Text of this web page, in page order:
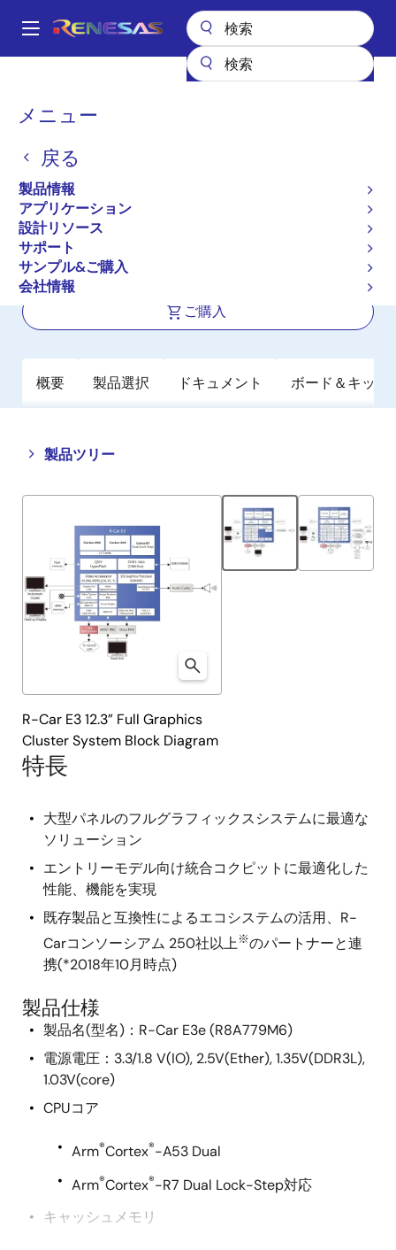
ン
Main
メニュー
戻る
製品情報
アプリケーション
設計リソース
サポート
サンプル&ご購入
会社情報
パ
く
ず
R-Car 車載向けシステムオンチップ（SoC）
R-Car-E3e
アクティブ
R-Car E3/E3e 3Dクラスタ向け自動車
用SoC
ご購入
概要 製品選択 ドキュメント ボード＆キット
製品ツリー
Close
tree
Open
tree
特長
大型パネルのフルグラフィックスシステムに最適な
ソリューション
エントリーモデル向け統合コクピットに最適化した
性能、機能を実現
既存製品と互換性によるエコシステムの活用、R-
Carコンソーシアム 250社以上※のパートナーと連
携(*2018年10月時点)
製品仕様
製品名(型名)：R-Car E3e (R8A779M6)
電源電圧：3.3/1.8 V(IO), 2.5V(Ether), 1.35V(DDR3L),
1.03V(core)
CPUコア
Arm®Cortex®-A53 Dual
Arm®Cortex®-R7 Dual Lock-Step対応
キャッシュメモリ
R-Car E3 12.3” Full Graphics
Cluster System Block Diagram